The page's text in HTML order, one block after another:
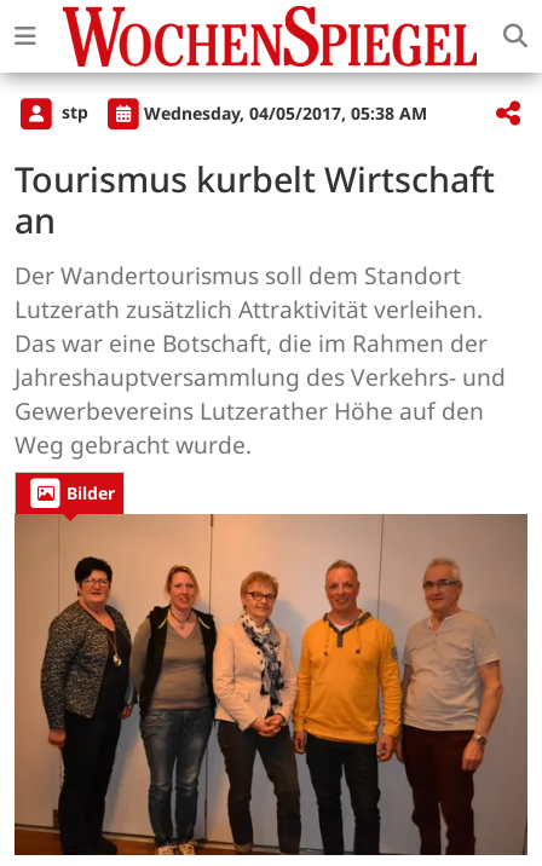
stp Wednesday, 04/05/2017, 05:38 AM
Tourismus kurbelt Wirtschaft
an
Der Wandertourismus soll dem Standort
Lutzerath zusätzlich Attraktivität verleihen.
Das war eine Botschaft, die im Rahmen der
Jahreshauptversammlung des Verkehrs- und
Gewerbevereins Lutzerather Höhe auf den
Weg gebracht wurde.
Bilder